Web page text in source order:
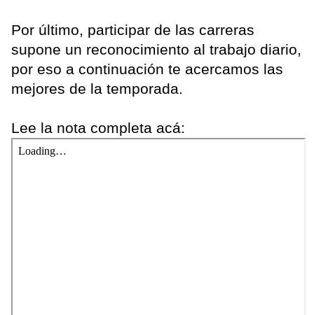
Por último, participar de las carreras
supone un reconocimiento al trabajo diario,
por eso a continuación te acercamos las
mejores de la temporada.
Lee la nota completa acá: